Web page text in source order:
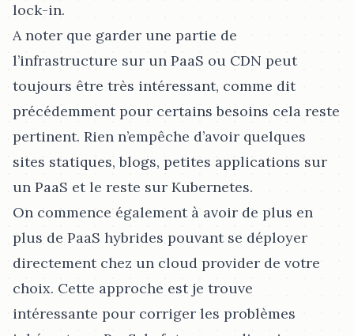
lock-in.
A noter que garder une partie de
l’infrastructure sur un PaaS ou CDN peut
toujours être très intéressant, comme dit
précédemment pour certains besoins cela reste
pertinent. Rien n’empêche d’avoir quelques
sites statiques, blogs, petites applications sur
un PaaS et le reste sur Kubernetes.
On commence également à avoir de plus en
plus de PaaS hybrides pouvant se déployer
directement chez un cloud provider de votre
choix. Cette approche est je trouve
intéressante pour corriger les problèmes